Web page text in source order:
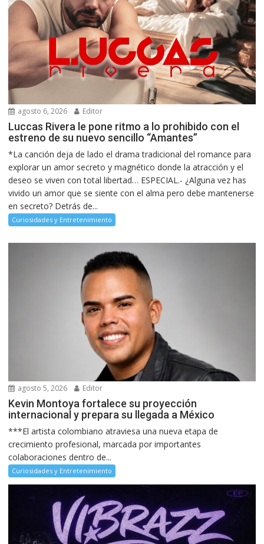
agosto 6, 2026 Editor
Luccas Rivera le pone ritmo a lo prohibido con el
estreno de su nuevo sencillo “Amantes”
*La canción deja de lado el drama tradicional del romance para
explorar un amor secreto y magnético donde la atracción y el
deseo se viven con total libertad… ESPECIAL.- ¿Alguna vez has
vivido un amor que se siente con el alma pero debe mantenerse
en secreto? Detrás de...
Curiosidades y Entretenimiento
agosto 5, 2026 Editor
Kevin Montoya fortalece su proyección
internacional y prepara su llegada a México
***El artista colombiano atraviesa una nueva etapa de
crecimiento profesional, marcada por importantes
colaboraciones dentro de...
Curiosidades y Entretenimiento